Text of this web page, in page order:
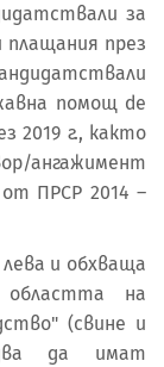
за
плащания през
помощ de
2019 г., както
ангажимент
ПРСР 2014 –
и обхваща
областта на
(свине и
да имат